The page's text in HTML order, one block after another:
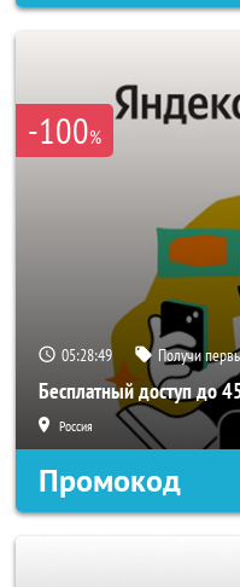
-100%
05:28:46 Получи
Бесплатный доступ до
Россия
Промокод